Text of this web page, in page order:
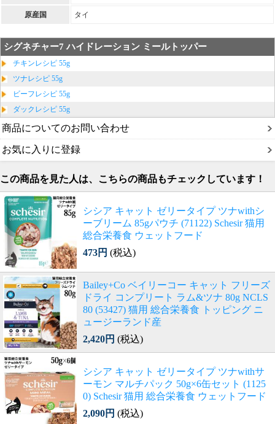
原産国 タイ
シグネチャー7 ハイドレーション ミールトッパー
チキンレシピ 55g
ツナレシピ 55g
ビーフレシピ 55g
ダックレシピ 55g
商品についてのお問い合わせ
お気に入りに登録
この商品を見た人は、こちらの商品もチェックしています！
シシア キャット ゼリータイプ ツナwithシ
ーブリーム 85gパウチ (71122) Schesir 猫用
総合栄養食 ウェットフード
473円 (税込)
Bailey+Co ベイリーコー キャット フリーズ
ドライ コンプリート ラム&ツナ 80g NCLS
80 (53427) 猫用 総合栄養食 トッピング ニ
ュージーランド産
2,420円 (税込)
シシア キャット ゼリータイプ ツナwithサ
ーモン マルチパック 50g×6缶セット (1125
0) Schesir 猫用 総合栄養食 ウェットフード
2,090円 (税込)